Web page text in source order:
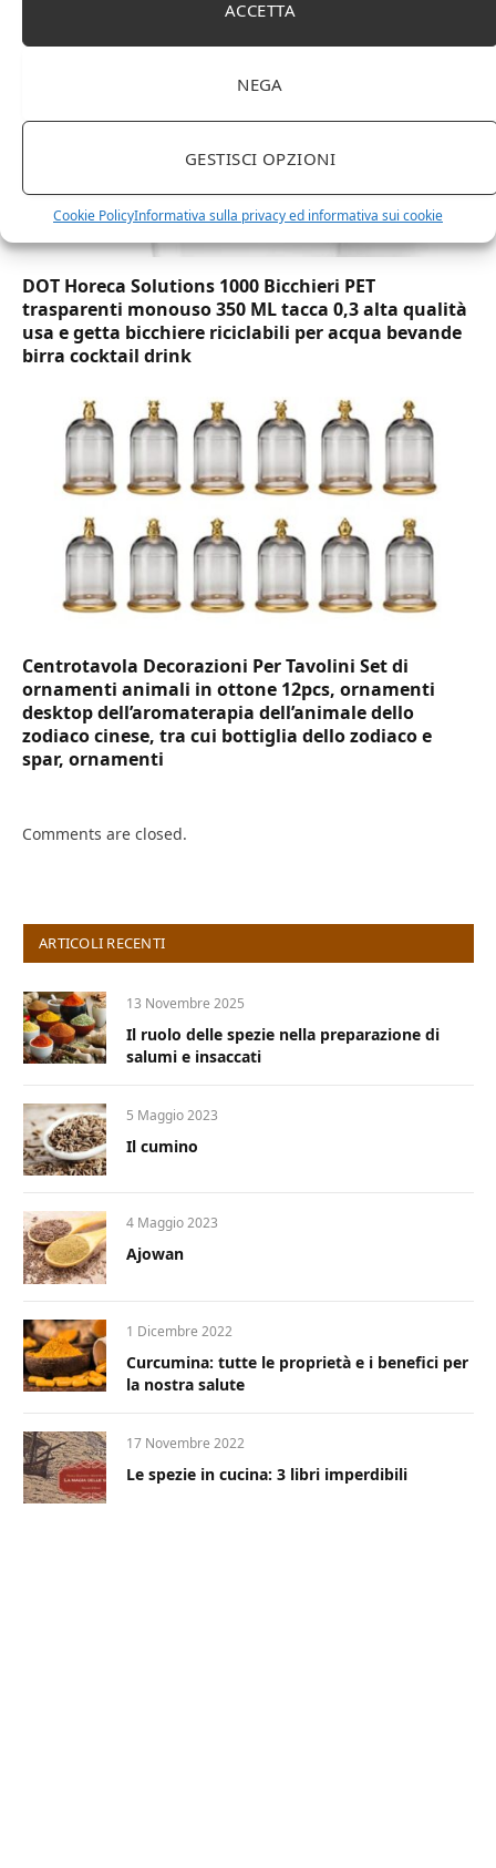
ACCETTA
NEGA
GESTISCI OPZIONI
Cookie PolicyInformativa sulla privacy ed informativa sui cookie
DOT Horeca Solutions 1000 Bicchieri PET
trasparenti monouso 350 ML tacca 0,3 alta qualità
usa e getta bicchiere riciclabili per acqua bevande
birra cocktail drink
Centrotavola Decorazioni Per Tavolini Set di
ornamenti animali in ottone 12pcs, ornamenti
desktop dell’aromaterapia dell’animale dello
zodiaco cinese, tra cui bottiglia dello zodiaco e
spar, ornamenti
Comments are closed.
ARTICOLI RECENTI
13 Novembre 2025
Il ruolo delle spezie nella preparazione di
salumi e insaccati
5 Maggio 2023
Il cumino
4 Maggio 2023
Ajowan
1 Dicembre 2022
Curcumina: tutte le proprietà e i benefici per
la nostra salute
17 Novembre 2022
Le spezie in cucina: 3 libri imperdibili